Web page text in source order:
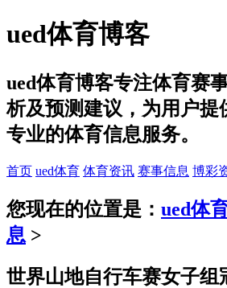
ued体育博客
ued体育博客专注体育赛
析及预测建议，为用户提
专业的体育信息服务。
首页 ued体育 体育资讯 赛事信息 博彩
您现在的位置是： ued体
息 >
世界山地自行车赛女子组